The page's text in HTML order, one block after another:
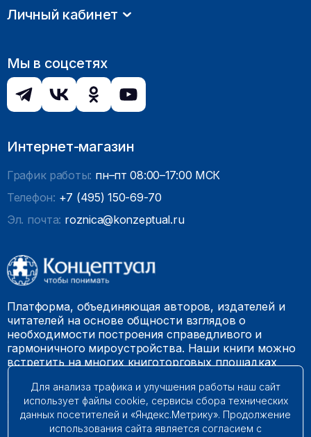
Личный кабинет
Мы в соцсетях
Интернет-магазин
График работы: пн–пт 08:00–17:00 МСК
Телефон: +7 (495) 150-69-70
Эл. почта: roznica@konzeptual.ru
Платформа, объединяющая авторов, издателей и
читателей на основе общности взглядов о
необходимости построения справедливого и
гармоничного мироустройства. Наши книги можно
встретить на многих книготорговых площадках
© 2009 – 2026. Все права защищены.
Для анализа трафика и улучшения работы наш сайт
использует файлы cookie, сервисы сбора технических
данных посетителей и «Яндекс.Метрику». Продолжение
использования сайта является согласием с